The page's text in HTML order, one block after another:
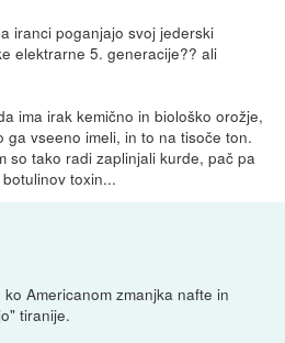
iranci poganjajo svoj jederski
elektrarne 5. generacije?? ali
ima irak kemično in biološko orožje,
ga vseeno imeli, in to na tisoče ton.
so tako radi zaplinjali kurde, pač pa
toxin...
Americanom zmanjka nafte in
tiranije.